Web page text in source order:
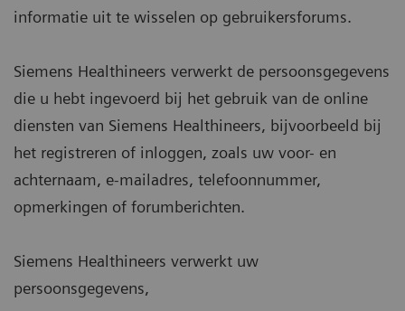
informatie uit te wisselen op gebruikersforums.
Siemens Healthineers verwerkt de persoonsgegevens
die u hebt ingevoerd bij het gebruik van de online
diensten van Siemens Healthineers, bijvoorbeeld bij
het registreren of inloggen, zoals uw voor- en
achternaam, e-mailadres, telefoonnummer,
opmerkingen of forumberichten.
Siemens Healthineers verwerkt uw
persoonsgegevens,